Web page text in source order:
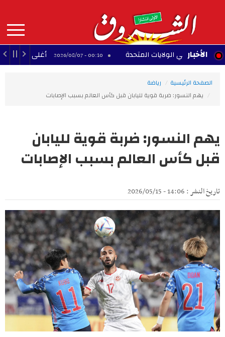
contenu
principal
MAIN
NAVIGATION الأخبار
في الولايات المتحدة 00:10 - 2026/08/07 أغلى 10 لاعبين أفارقة عبر التاريخ
الصفحة الرئيسية
رياضة
يهم النسور: ضربة قوية لليابان قبل كأس العالم بسبب الإصابات
يهم النسور: ضربة قوية لليابان
قبل كأس العالم بسبب الإصابات
تاريخ النشر : 14:06 - 2026/05/15